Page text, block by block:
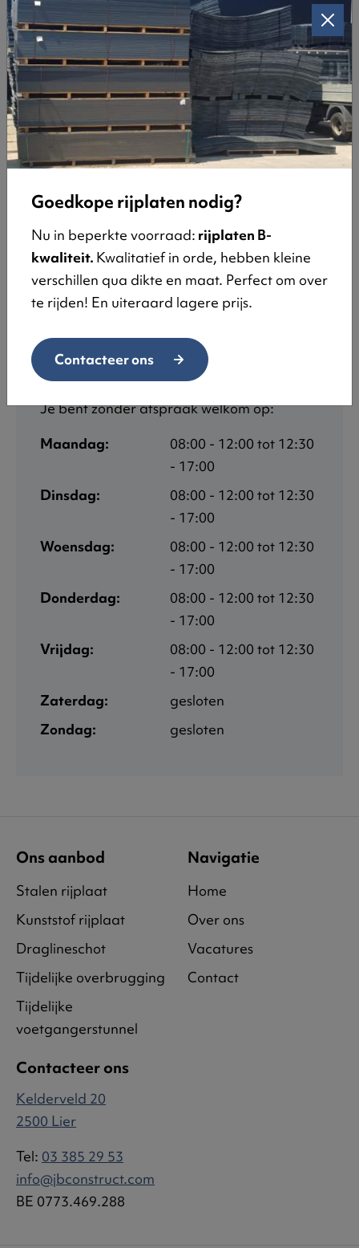
Snel een rijplaat huren of kopen?
Bel:03 385 29 53
Huren of kopen
Vestiging
Kelderveld 20
2500 Lier
Openingsuren
Je bent zonder afspraak welkom op:
Maandag:
08:00 - 12:00 tot 12:30
- 17:00
Dinsdag:
08:00 - 12:00 tot 12:30
- 17:00
Woensdag:
08:00 - 12:00 tot 12:30
- 17:00
Donderdag:
08:00 - 12:00 tot 12:30
- 17:00
Vrijdag:
08:00 - 12:00 tot 12:30
- 17:00
Zaterdag:
gesloten
Zondag:
gesloten
Ons aanbod
Stalen rijplaat
Kunststof rijplaat
Draglineschot
Tijdelijke overbrugging
Tijdelijke
voetgangerstunnel
Navigatie
Home
Over ons
Vacatures
Contact
Contacteer ons
Kelderveld 20
2500 Lier
Tel: 03 385 29 53
info@jbconstruct.com
BE 0773.469.288
Goedkope rijplaten nodig?
Nu in beperkte voorraad: rijplaten B-
kwaliteit. Kwalitatief in orde, hebben kleine
verschillen qua dikte en maat. Perfect om over
te rijden! En uiteraard lagere prijs.
Contacteer ons